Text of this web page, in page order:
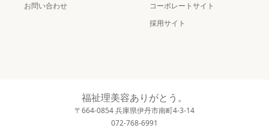
お問い合わせ
コーポレートサイト
採用サイト
福祉理美容ありがとう。
〒664-0854 兵庫県伊丹市南町4-3-14
072-768-6991